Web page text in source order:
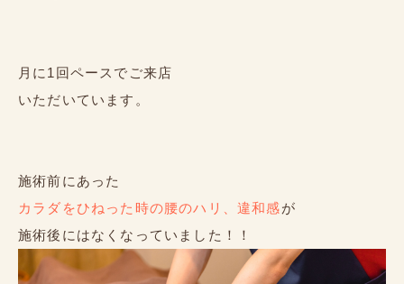
月に1回ペースでご来店
いただいています。
施術前にあった
カラダをひねった時の腰のハリ、違和感が
施術後にはなくなっていました！！